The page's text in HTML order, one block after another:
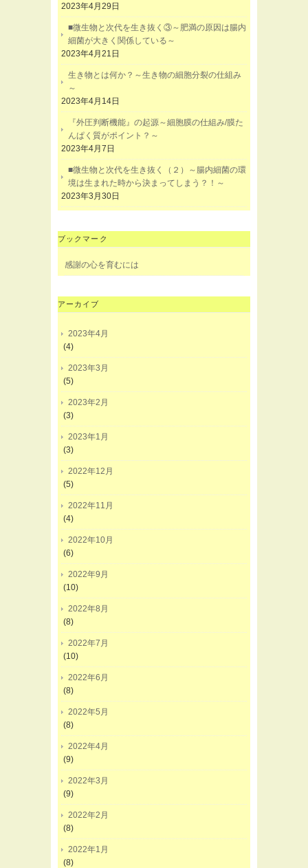
2023年4月29日
■微生物と次代を生き抜く③～肥満の原因は腸内
細菌が大きく関係している～
2023年4月21日
生き物とは何か？～生き物の細胞分裂の仕組み
～
2023年4月14日
『外圧判断機能』の起源～細胞膜の仕組み/膜た
んぱく質がポイント？～
2023年4月7日
■微生物と次代を生き抜く（２）～腸内細菌の環
境は生まれた時から決まってしまう？！～
2023年3月30日
ブックマーク
感謝の心を育むには
アーカイブ
2023年4月
(4)
2023年3月
(5)
2023年2月
(3)
2023年1月
(3)
2022年12月
(5)
2022年11月
(4)
2022年10月
(6)
2022年9月
(10)
2022年8月
(8)
2022年7月
(10)
2022年6月
(8)
2022年5月
(8)
2022年4月
(9)
2022年3月
(9)
2022年2月
(8)
2022年1月
(8)